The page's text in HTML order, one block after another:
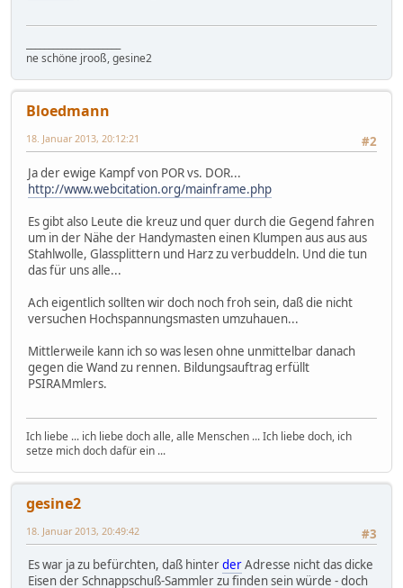
ne schöne jrooß, gesine2
Bloedmann
#2
18. Januar 2013, 20:12:21
Ja der ewige Kampf von POR vs. DOR...
http://www.webcitation.org/mainframe.php
Es gibt also Leute die kreuz und quer durch die Gegend fahren
um in der Nähe der Handymasten einen Klumpen aus aus aus
Stahlwolle, Glassplittern und Harz zu verbuddeln. Und die tun
das für uns alle...
Ach eigentlich sollten wir doch noch froh sein, daß die nicht
versuchen Hochspannungsmasten umzuhauen...
Mittlerweile kann ich so was lesen ohne unmittelbar danach
gegen die Wand zu rennen. Bildungsauftrag erfüllt
PSIRAMmlers.
Ich liebe ... ich liebe doch alle, alle Menschen ... Ich liebe doch, ich
setze mich doch dafür ein ...
gesine2
#3
18. Januar 2013, 20:49:42
Es war ja zu befürchten, daß hinterderAdresse nicht das dicke
Eisen der Schnappschuß-Sammler zu finden sein würde - doch